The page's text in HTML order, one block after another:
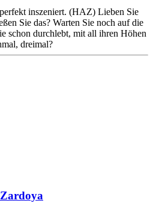
inszeniert. (HAZ) Lieben Sie
Sie das? Warten Sie noch auf die
schon durchlebt, mit all ihren Höhen
dreimal?